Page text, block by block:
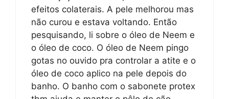
efeitos colaterais. A pele melhorou mas
não curou e estava voltando. Então
pesquisando, li sobre o óleo de Neem e
o óleo de coco. O óleo de Neem pingo
gotas no ouvido pra controlar a atite e o
óleo de coco aplico na pele depois do
banho. O banho com o sabonete protex